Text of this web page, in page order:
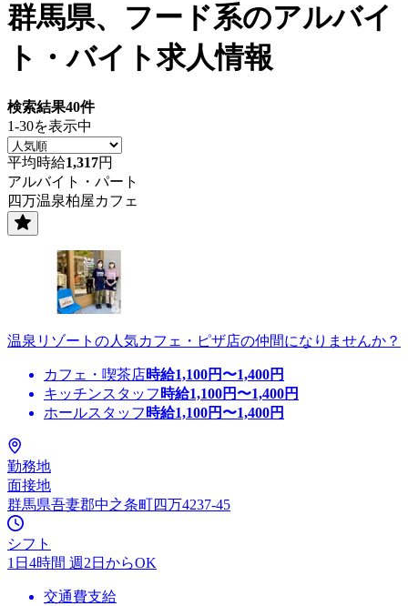
群馬県、フード系のアルバイ
ト・バイト求人情報
検索結果40件
1-30を表示中
平均時給1,317円
アルバイト・パート
四万温泉柏屋カフェ
温泉リゾートの人気カフェ・ピザ店の仲間になりませんか？
カフェ・喫茶店時給1,100円〜1,400円
キッチンスタッフ 時給1,100円〜1,400円
ホールスタッフ 時給1,100円〜1,400円
勤務地
面接地
群馬県吾妻郡中之条町四万4237-45
シフト
1日4時間 週2日からOK
交通費支給